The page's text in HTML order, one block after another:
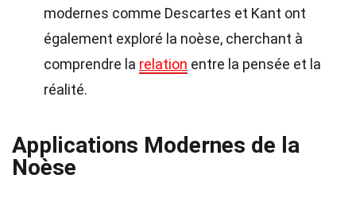
modernes comme Descartes et Kant ont
également exploré la noèse, cherchant à
comprendre la relation entre la pensée et la
réalité.
Applications Modernes de la
Noèse